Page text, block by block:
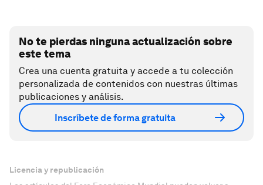
No te pierdas ninguna actualización sobre
este tema
Crea una cuenta gratuita y accede a tu colección
personalizada de contenidos con nuestras últimas
publicaciones y análisis.
Inscríbete de forma gratuita
Licencia y republicación